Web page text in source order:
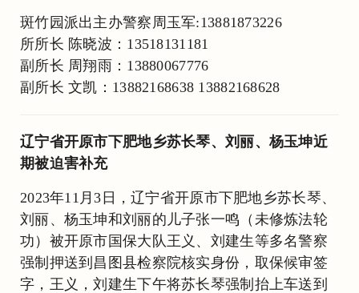
斑竹园派出主办警察周玉军:13881873226
所所长 陈晓波：13518131181
副所长 周翔雨：13880067776
副所长 文凯：13882168638 13882168628
辽宁省开原市下肥地乡苏长琴、刘丽、杨玉坤近
期被迫害补充
2023年11月3日，辽宁省开原市下肥地乡苏长琴、
刘丽、杨玉坤和刘丽的儿子张一鸣（未修炼法轮
功）被开原市国保大队王义、刘建生等多名警察
强制押送到昌图县检察院核实身份，取保候审签
字，王义，刘建生下午将苏长琴强制抬上车送到